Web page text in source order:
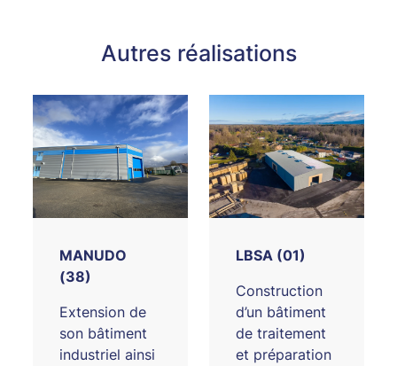
Autres réalisations
MANUDO
(38)
Extension de
son bâtiment
industriel ainsi
LBSA (01)
Construction
d’un bâtiment
de traitement
et préparation